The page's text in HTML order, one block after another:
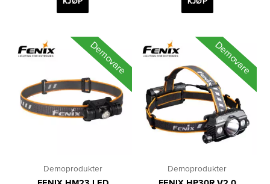
Demovare
Demoprodukter
Demovare
Demoprodukter